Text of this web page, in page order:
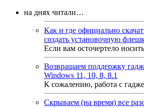
на днях читали…
Как и где официально
создать установочную
Если вам осточертело
Возвращаем поддержку
Windows 11, 10, 8, 8.1
К сожалению, работа с
Скрываем (на время) все